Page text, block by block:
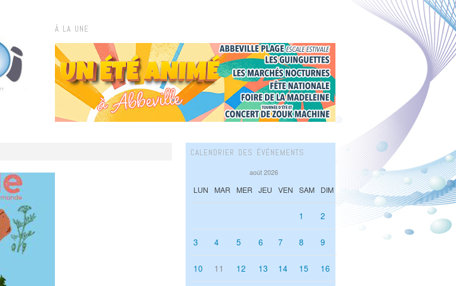
À LA UNE
CALENDRIER DES ÉVÉNEMENTS
août 2026
LUN MAR MER JEU VEN SAM DIM
1 2
3 4 5 6 7 8 9
10 11 12 13 14 15 16